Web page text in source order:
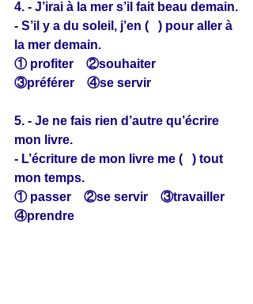
4. - J’irai à la mer s’il fait beau demain.
- S’il y a du soleil, j’en (   ) pour aller à
la mer demain.
① profiter　②souhaiter
③préférer　④se servir
5. - Je ne fais rien d’autre qu’écrire
mon livre.
- L’écriture de mon livre me (   ) tout
mon temps.
① passer　②se servir　③travailler
④prendre